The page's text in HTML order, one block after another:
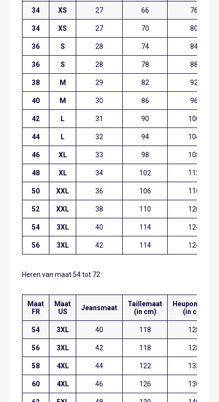
34 XS 27 66 76
34 XS 27 70 80
36 S 28 74 84
36 S 28 78 88
38 M 29 82 92
40 M 30 86 96
42 L 31 90 100
44 L 32 94 104
46 XL 33 98 108
48 XL 34 102 112
50 XXL 36 106 116
52 XXL 38 110 120
54 3XL 40 114 124
56 3XL 42 114 124
Heren van maat 54 tot 72 :
Maat
FR
Maat
US
Jeansmaat
Taillemaat
(in cm)
Heupomvang
(in cm)
54 3XL 40 118 128
56 3XL 42 118 128
58 4XL 44 122 132
60 4XL 46 126 136